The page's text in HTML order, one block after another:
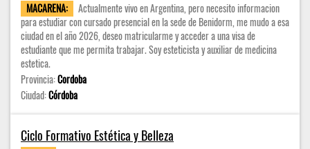
MACARENA:
Actualmente vivo en Argentina, pero necesito informacion
para estudiar con cursado presencial en la sede de Benidorm, me mudo a esa
ciudad en el año 2026, deseo matricularme y acceder a una visa de
estudiante que me permita trabajar. Soy esteticista y auxiliar de medicina
estetica.
Provincia:Cordoba
Ciudad:Córdoba
Ciclo Formativo Estética y Belleza